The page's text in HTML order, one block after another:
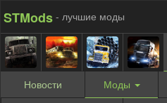
STMods - лучшие моды
Новости Моды